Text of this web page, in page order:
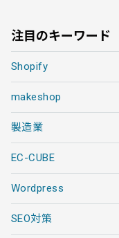
注目のキーワード
Shopify
makeshop
製造業
EC-CUBE
Wordpress
SEO対策